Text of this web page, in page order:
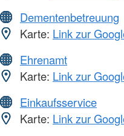
Dementenbetreuung
Karte: Link zur
Ehrenamt
Karte: Link zur
Einkaufsservice
Karte: Link zur